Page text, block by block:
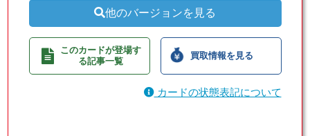
他のバージョンを見る
このカードが登場す
る記事一覧
買取情報を見る
カードの状態表記について